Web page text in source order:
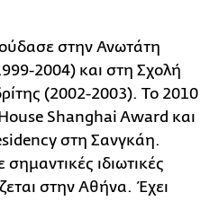
στην Ανωτάτη
2004) και στη Σχολή
(2002-2003). To 2010
Shanghai Award και
στη Σανγκάη.
ιδιωτικές
στην Αθήνα. Έχει